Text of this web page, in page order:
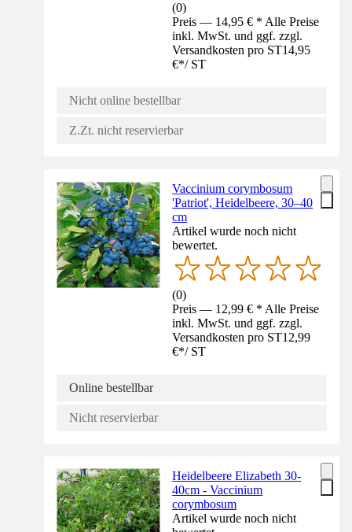
(0)
Preis — 14,95 € * Alle Preise
inkl. MwSt. und ggf. zzgl.
Versandkosten pro ST14,95
€*/ ST
Nicht online bestellbar
Z.Zt. nicht reservierbar
Vaccinium corymbosum
'Patriot', Heidelbeere, 30–40
cm
Artikel wurde noch nicht
bewertet.
(0)
Preis — 12,99 € * Alle Preise
inkl. MwSt. und ggf. zzgl.
Versandkosten pro ST12,99
€*/ ST
Online bestellbar
Nicht reservierbar
Heidelbeere Elizabeth 30-
40cm - Vaccinium
corymbosum
Artikel wurde noch nicht